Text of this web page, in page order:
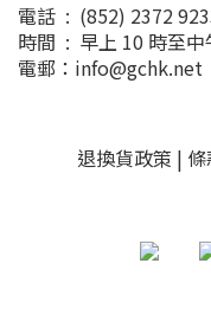
電話 : (852) 2372
時間 : 早上 10 時至中
電郵：info@gchk.net
退換貨政策 |